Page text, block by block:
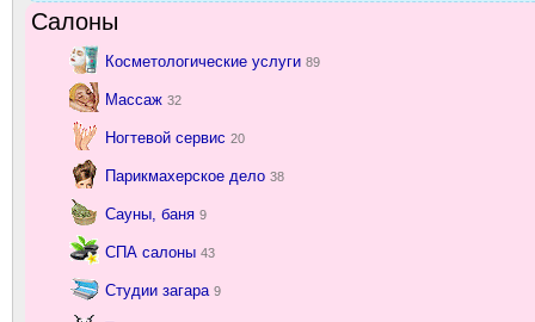
Салоны
Косметологические услуги 89
Массаж 32
Ногтевой сервис 20
Парикмахерское дело 38
Сауны, баня 9
СПА салоны 43
Студии загара 9